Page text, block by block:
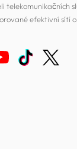
telekomunikačních
efektivní sítí